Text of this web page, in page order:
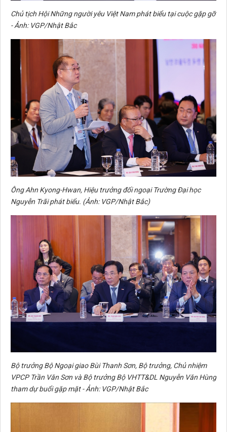
Chủ tịch Hội Những người yêu Việt Nam phát biểu tại cuộc gặp gỡ
- Ảnh: VGP/Nhật Bắc
Ông Ahn Kyong-Hwan, Hiệu trưởng đối ngoại Trường Đại học
Nguyễn Trãi phát biểu. (Ảnh: VGP/Nhật Bắc)
Bộ trưởng Bộ Ngoại giao Bùi Thanh Sơn, Bộ trưởng, Chủ nhiệm
VPCP Trần Văn Sơn và Bộ trưởng Bộ VHTT&DL Nguyễn Văn Hùng
tham dự buổi gặp mặt - Ảnh: VGP/Nhật Bắc